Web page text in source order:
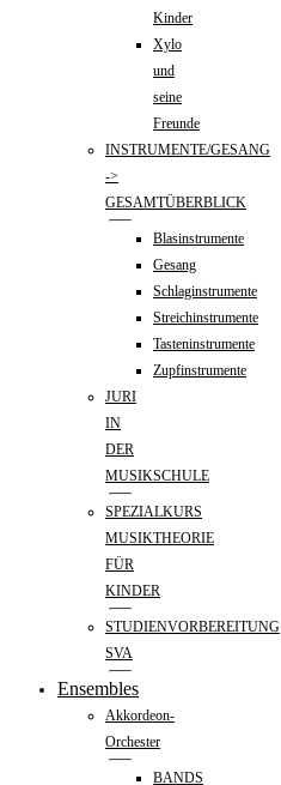
Kinder
Xylo
und
seine
Freunde
INSTRUMENTE/GESANG
->
GESAMTÜBERBLICK
Blasinstrumente
Gesang
Schlaginstrumente
Streichinstrumente
Tasteninstrumente
Zupfinstrumente
JURI
IN
DER
MUSIKSCHULE
SPEZIALKURS
MUSIKTHEORIE
FÜR
KINDER
STUDIENVORBEREITUNG
SVA
Ensembles
Akkordeon-
Orchester
BANDS